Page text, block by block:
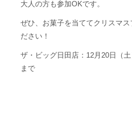
大人の方も参加OKです。
ぜひ、お菓子を当ててクリスマス
ださい！
ザ・ビッグ日田店：12月20日（
まで